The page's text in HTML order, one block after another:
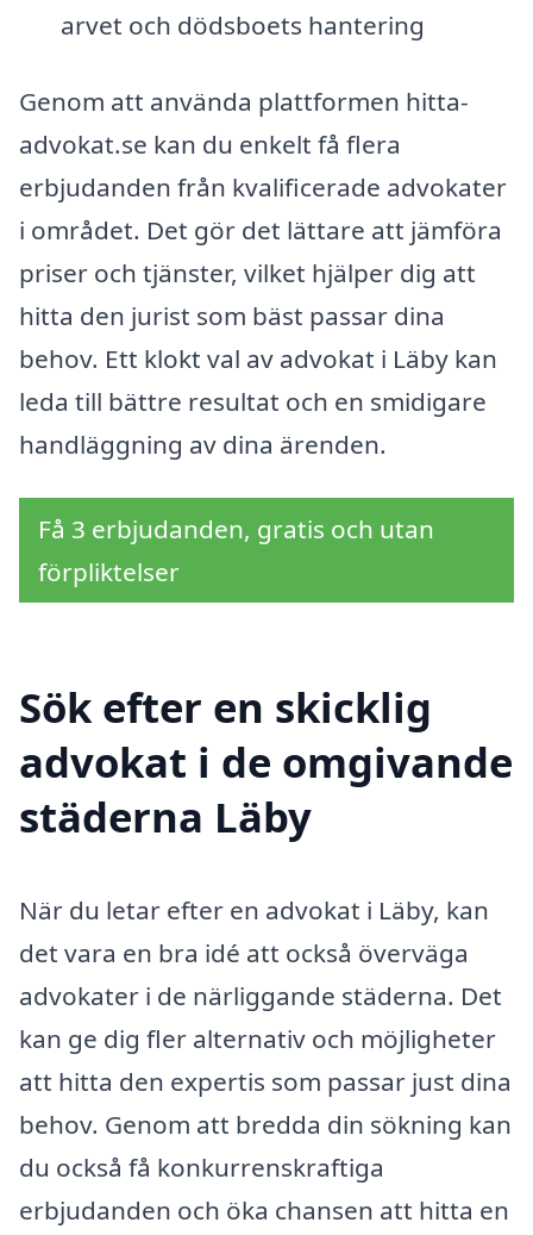
arvet och dödsboets hantering
Genom att använda plattformen hitta-
advokat.se kan du enkelt få flera
erbjudanden från kvalificerade advokater
i området. Det gör det lättare att jämföra
priser och tjänster, vilket hjälper dig att
hitta den jurist som bäst passar dina
behov. Ett klokt val av advokat i Läby kan
leda till bättre resultat och en smidigare
handläggning av dina ärenden.
Få 3 erbjudanden, gratis och utan
förpliktelser
Sök efter en skicklig
advokat i de omgivande
städerna Läby
När du letar efter en advokat i Läby, kan
det vara en bra idé att också överväga
advokater i de närliggande städerna. Det
kan ge dig fler alternativ och möjligheter
att hitta den expertis som passar just dina
behov. Genom att bredda din sökning kan
du också få konkurrenskraftiga
erbjudanden och öka chansen att hitta en